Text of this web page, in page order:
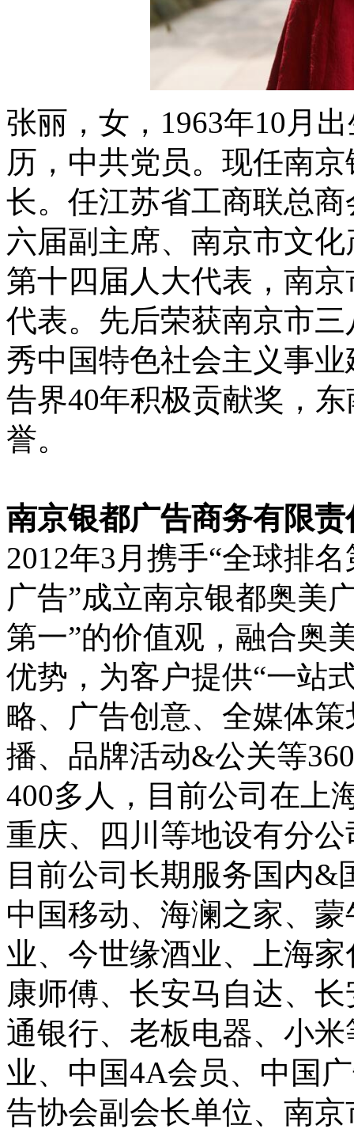
张丽，女，1963年10月
历，中共党员。现任南
长。 任江苏省工商联总
六届副主席、南京市文
第十四届人大代表，南
代表。 先后荣获南京市
秀中国特色社会主义事
告界40年积极贡献奖，
誉。
南京银都广告商务有限
2012年3月携手“全球排
广告”成立南京银都奥美
第一”的价值观，融合奥
优势，为客户提供“一站
略、广告创意、全媒体
播、品牌活动&公关等
400多人，目前公司在上
重庆、四川等地设有分
目前公司长期服务国内&
中国移动、海澜之家、
业、今世缘酒业、上海
康师傅、长安马自达、
通银行、老板电器、小
业、中国4A会员、中国
告协会副会长单位、南